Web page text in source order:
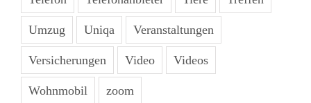
Umzug Uniqa Veranstaltungen
Versicherungen Video Videos
Wohnmobil zoom